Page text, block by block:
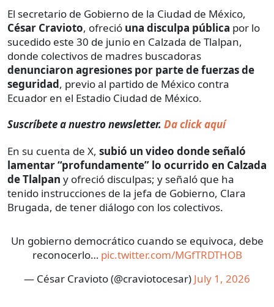
El secretario de Gobierno de la Ciudad de México,
César Cravioto, ofreció una disculpa pública por lo
sucedido este 30 de junio en Calzada de Tlalpan,
donde colectivos de madres buscadoras
denunciaron agresiones por parte de fuerzas de
seguridad, previo al partido de México contra
Ecuador en el Estadio Ciudad de México.
Suscríbete a nuestro newsletter. Da click aquí
En su cuenta de X, subió un video donde señaló
lamentar “profundamente” lo ocurrido en Calzada
de Tlalpan y ofreció disculpas; y señaló que ha
tenido instrucciones de la jefa de Gobierno, Clara
Brugada, de tener diálogo con los colectivos.
Un gobierno democrático cuando se equivoca, debe
reconocerlo… pic.twitter.com/MGfTRDTHOB
— César Cravioto (@craviotocesar) July 1, 2026